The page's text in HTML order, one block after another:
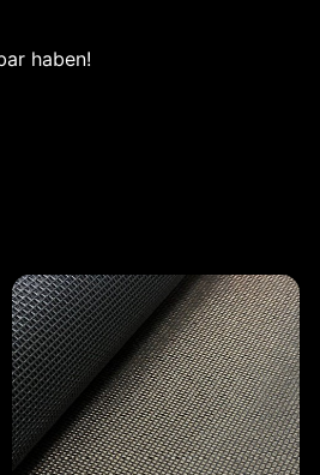
haben!